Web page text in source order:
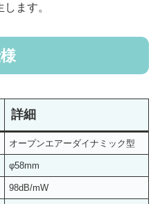
ます。
詳細
オープンエアーダイナミック型
φ58mm
98dB/mW